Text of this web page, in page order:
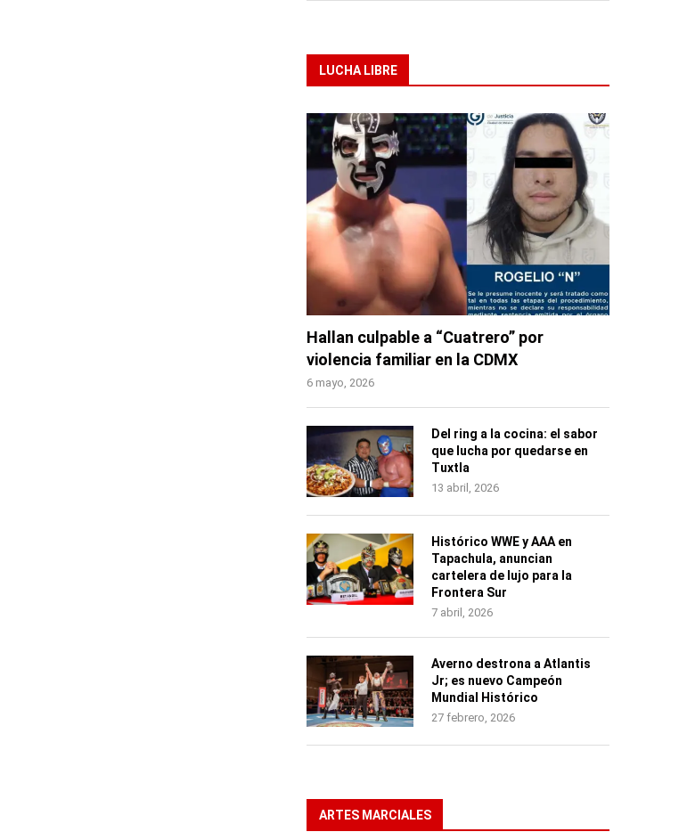
LUCHA LIBRE
Hallan culpable a “Cuatrero” por
violencia familiar en la CDMX
6 mayo, 2026
Del ring a la cocina: el sabor
que lucha por quedarse en
Tuxtla
13 abril, 2026
Histórico WWE y AAA en
Tapachula, anuncian
cartelera de lujo para la
Frontera Sur
7 abril, 2026
Averno destrona a Atlantis
Jr; es nuevo Campeón
Mundial Histórico
27 febrero, 2026
ARTES MARCIALES